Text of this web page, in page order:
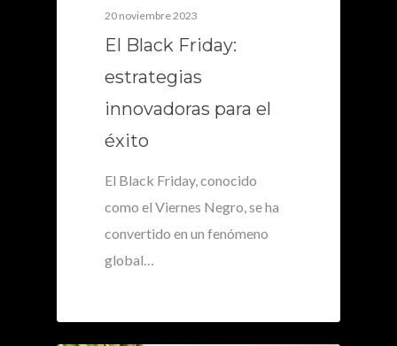
20 noviembre 2023
El Black Friday:
estrategias
innovadoras para el
éxito
El Black Friday, conocido
como el Viernes Negro, se ha
convertido en un fenómeno
global…